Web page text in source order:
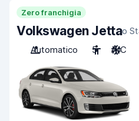
Zero franchigia
Volkswagen Jettao
Automatico
5 A/C